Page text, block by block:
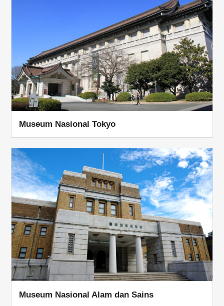
Museum Nasional Tokyo
Museum Nasional Alam dan Sains